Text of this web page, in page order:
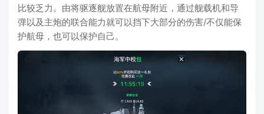
比较乏力。由将驱逐舰放置在航母附近，通过舰载机和导
弹以及主炮的联合能力就可以挡下大部分的伤害/不仅能保
护航母，也可以保护自己。